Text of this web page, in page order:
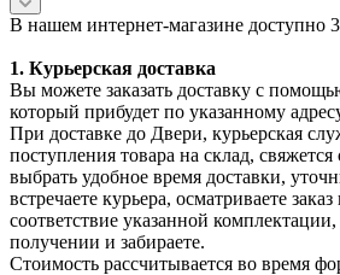
В нашем интернет-магазине доступно
1. Курьерская доставка
Вы можете заказать доставку с
который прибудет по указанному
При доставке до Двери, курьерская
поступления товара на склад,
выбрать удобное время доставки,
встречаете курьера, осматриваете
соответствие указанной
получении и забираете.
Стоимость рассчитывается во время